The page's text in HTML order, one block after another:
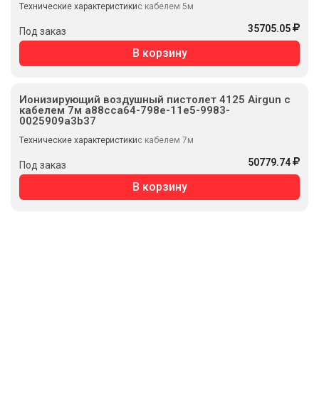
Технические характеристикис кабелем 5м
Под заказ 35705.05
В корзину
Ионизирующий воздушный пистолет 4125 Airgun с
кабелем 7м a88cca64-798e-11e5-9983-
0025909a3b37
Технические характеристикис кабелем 7м
Под заказ 50779.74
В корзину